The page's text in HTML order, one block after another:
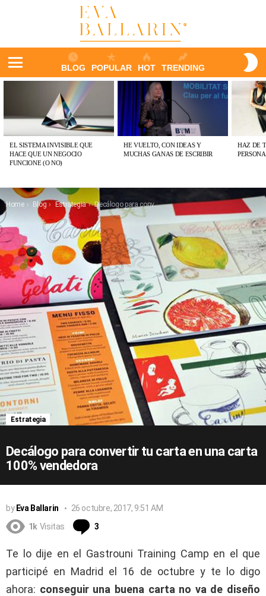
BLOG POPULAR HOT TRENDING
PUBLICACIONES
EL SISTEMA INVISIBLE QUE
HACE QUE UN NEGOCIO
FUNCIONE (O NO)
HE VUELTO, CON IDEAS Y
MUCHAS GANAS DE ESCRIBIR
HAZ DE
You are here:
Home Blog Estrategia Decálogo para convertir tu carta en una carta 100% vendedora
Estrategia
Decálogo para convertir tu carta en una carta
100% vendedora
by Eva Ballarin
26 octubre, 2017, 9:51 AM
1k Visitas 3
Te lo dije en el Gastrouni Training Camp en el que
participé en Madrid el 16 de octubre y te lo digo
ahora: conseguir una buena carta no va de diseño